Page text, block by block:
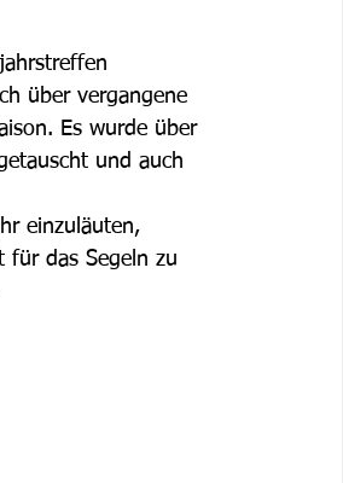
über vergangene
Es wurde über
und auch
einzuläuten,
für das Segeln zu